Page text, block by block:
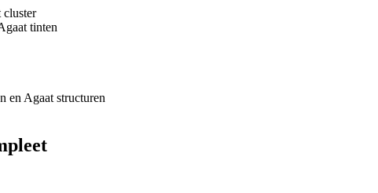
cluster
tinten
en Agaat structuren